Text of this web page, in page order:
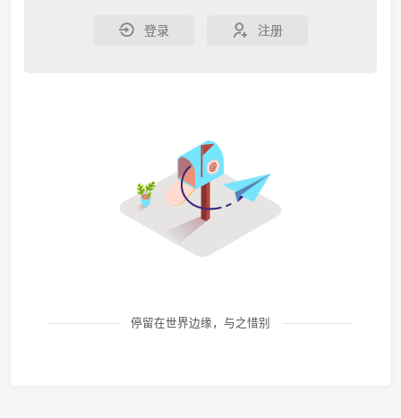
登录 注册
停留在世界边缘，与之惜别